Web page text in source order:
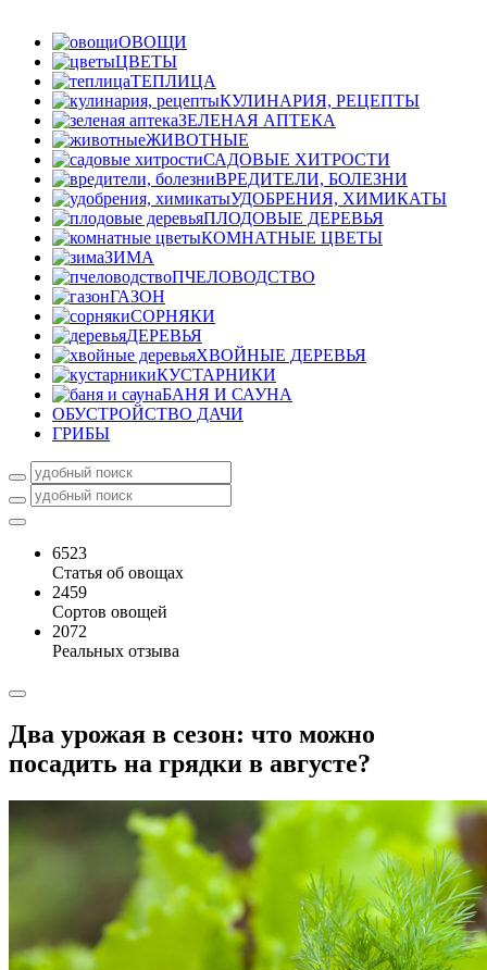
ОВОЩИ
ЦВЕТЫ
ТЕПЛИЦА
КУЛИНАРИЯ, РЕЦЕПТЫ
ЗЕЛЕНАЯ АПТЕКА
ЖИВОТНЫЕ
САДОВЫЕ ХИТРОСТИ
ВРЕДИТЕЛИ, БОЛЕЗНИ
УДОБРЕНИЯ, ХИМИКАТЫ
ПЛОДОВЫЕ ДЕРЕВЬЯ
КОМНАТНЫЕ ЦВЕТЫ
ЗИМА
ПЧЕЛОВОДСТВО
ГАЗОН
СОРНЯКИ
ДЕРЕВЬЯ
ХВОЙНЫЕ ДЕРЕВЬЯ
КУСТАРНИКИ
БАНЯ И САУНА
ОБУСТРОЙСТВО ДАЧИ
ГРИБЫ
6523
Статья об овощах
2459
Сортов овощей
2072
Реальных отзыва
Два урожая в сезон: что можно
посадить на грядки в августе?